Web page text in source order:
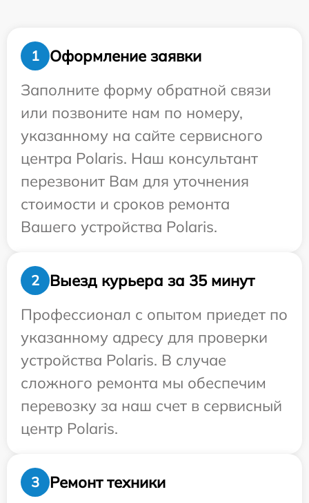
1
Оформление заявки
Заполните форму обратной связи
или позвоните нам по номеру,
указанному на сайте сервисного
центра Polaris. Наш консультант
перезвонит Вам для уточнения
стоимости и сроков ремонта
Вашего устройства Polaris.
2
Выезд курьера за 35 минут
Профессионал с опытом приедет по
указанному адресу для проверки
устройства Polaris. В случае
сложного ремонта мы обеспечим
перевозку за наш счет в сервисный
центр Polaris.
3 Ремонт техники